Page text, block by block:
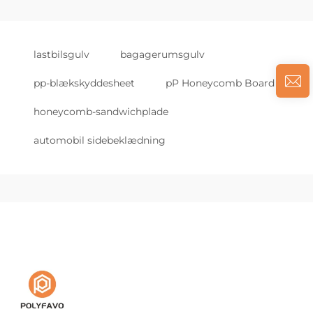
lastbilsgulv bagagerumsgulv
pp-blækskyddesheet pP Honeycomb Board
honeycomb-sandwichplade
automobil sidebeklædning